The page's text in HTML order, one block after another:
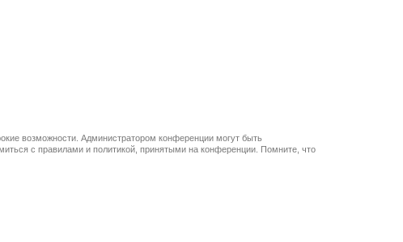
возможности. Администратором конференции могут быть
с правилами и политикой, принятыми на конференции. Помните, что